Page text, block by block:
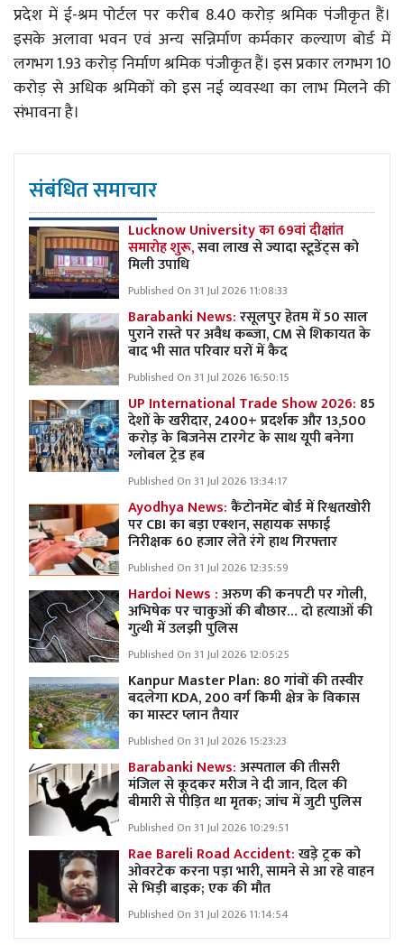
प्रदेश में ई-श्रम पोर्टल पर करीब 8.40 करोड़ श्रमिक पंजीकृत हैं।
इसके अलावा भवन एवं अन्य सन्निर्माण कर्मकार कल्याण बोर्ड में
लगभग 1.93 करोड़ निर्माण श्रमिक पंजीकृत हैं। इस प्रकार लगभग 10
करोड़ से अधिक श्रमिकों को इस नई व्यवस्था का लाभ मिलने की
संभावना है।
संबंधित समाचार
Lucknow University का 69वां दीक्षांत
समारोह शुरू,सवा लाख से ज्यादा स्टूडेंट्स को
मिली उपाधि
Published On 31 Jul 2026 11:08:33
Barabanki News:रसूलपुर हेतम में 50 साल
पुराने रास्ते पर अवैध कब्ज़ा, CM से शिकायत के
बाद भी सात परिवार घरों में कैद
Published On 31 Jul 2026 16:50:15
UP International Trade Show 2026: 85
देशों के खरीदार, 2400+ प्रदर्शक और 13,500
करोड़ के बिजनेस टारगेट के साथ यूपी बनेगा
ग्लोबल ट्रेड हब
Published On 31 Jul 2026 13:34:17
Ayodhya News:कैंटोनमेंट बोर्ड में रिश्वतखोरी
पर CBI का बड़ा एक्शन, सहायक सफाई
निरीक्षक 60 हजार लेते रंगे हाथ गिरफ्तार
Published On 31 Jul 2026 12:35:59
Hardoi News :अरुण की कनपटी पर गोली,
अभिषेक पर चाकुओं की बौछार… दो हत्याओं की
गुत्थी में उलझी पुलिस
Published On 31 Jul 2026 12:05:25
Kanpur Master Plan: 80 गांवों की तस्वीर
बदलेगा KDA, 200 वर्ग किमी क्षेत्र के विकास
का मास्टर प्लान तैयार
Published On 31 Jul 2026 15:23:23
Barabanki News:अस्पताल की तीसरी
मंजिल से कूदकर मरीज ने दी जान, दिल की
बीमारी से पीड़ित था मृतक; जांच में जुटी पुलिस
Published On 31 Jul 2026 10:29:51
Rae Bareli Road Accident:खड़े ट्रक को
ओवरटेक करना पड़ा भारी, सामने से आ रहे वाहन
से भिड़ी बाइक; एक की मौत
Published On 31 Jul 2026 11:14:54